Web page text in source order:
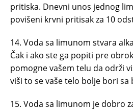
pritiska. Dnevni unos jednog
povišeni krvni pritisak za 10
14. Voda sa limunom stvara
Čak i ako ste ga popiti pre
pomogne vašem telu da održi
viši to se vaše telo bolje bori sa
15. Voda sa limunom je dobro